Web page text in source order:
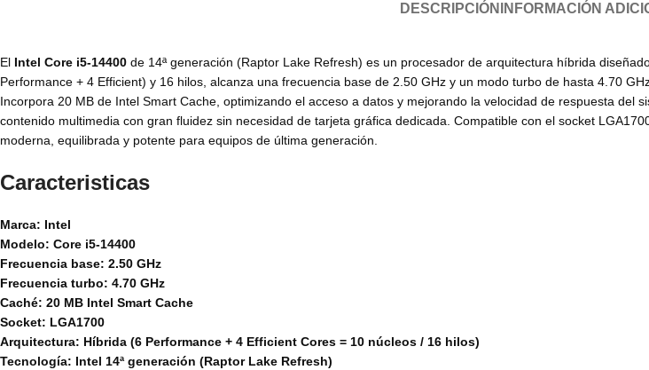
DESCRIPCIÓN INFORMACIÓN
El Intel Core i5-14400 de 14ª generación (Raptor Lake Refresh) es un procesador de arquitectura híbrida
Performance + 4 Efficient) y 16 hilos, alcanza una frecuencia base de 2.50 GHz y un modo turbo de hasta 4.70
Incorpora 20 MB de Intel Smart Cache, optimizando el acceso a datos y mejorando la velocidad de respuesta del
contenido multimedia con gran fluidez sin necesidad de tarjeta gráfica dedicada. Compatible con el socket
moderna, equilibrada y potente para equipos de última generación.
Caracteristicas
Marca: Intel
Modelo: Core i5-14400
Frecuencia base: 2.50 GHz
Frecuencia turbo: 4.70 GHz
Caché: 20 MB Intel Smart Cache
Socket: LGA1700
Arquitectura: Híbrida (6 Performance + 4 Efficient Cores = 10 núcleos / 16 hilos)
Tecnología: Intel 14ª generación (Raptor Lake Refresh)